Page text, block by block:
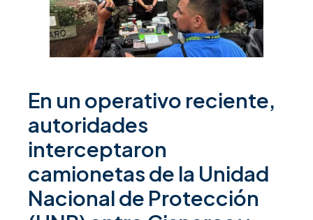
En un operativo reciente,
autoridades
interceptaron
camionetas de la Unidad
Nacional de Protección